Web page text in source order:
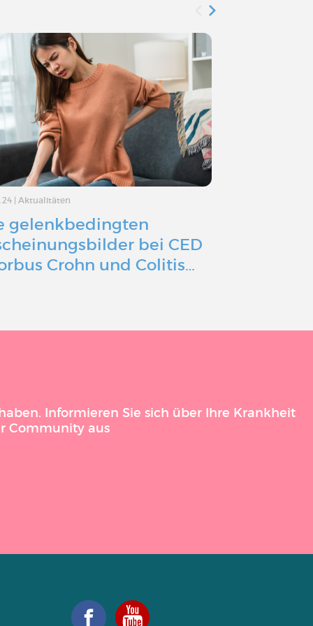
|Aktualitäten
gelenkbedingten
bei CED
Crohn und Colitis…
Informieren Sie sich über Ihre Krankheit
Community aus